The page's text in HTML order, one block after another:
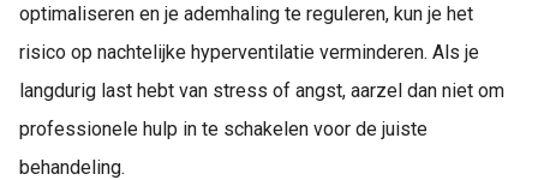
optimaliseren en je ademhaling te reguleren, kun je het
risico op nachtelijke hyperventilatie verminderen. Als je
langdurig last hebt van stress of angst, aarzel dan niet om
professionele hulp in te schakelen voor de juiste
behandeling.